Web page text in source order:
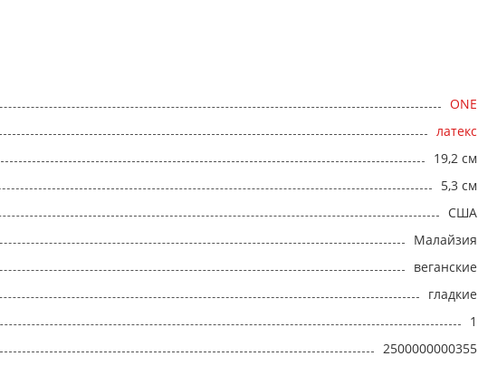
ONE
латекс
19,2 см
5,3 см
США
Малайзия
веганские
гладкие
1
2500000000355